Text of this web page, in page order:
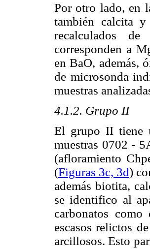
Por otro lado, en
también calcita
recalculados
corresponden a
en BaO, además,
de microsonda
muestras
4.1.2. Grupo II
El grupo II tiene
muestras 0702 -
(afloramiento
(Figuras 3c, 3d)
además biotita,
se identifico al
carbonatos
escasos relictos
arcillosos. Esto